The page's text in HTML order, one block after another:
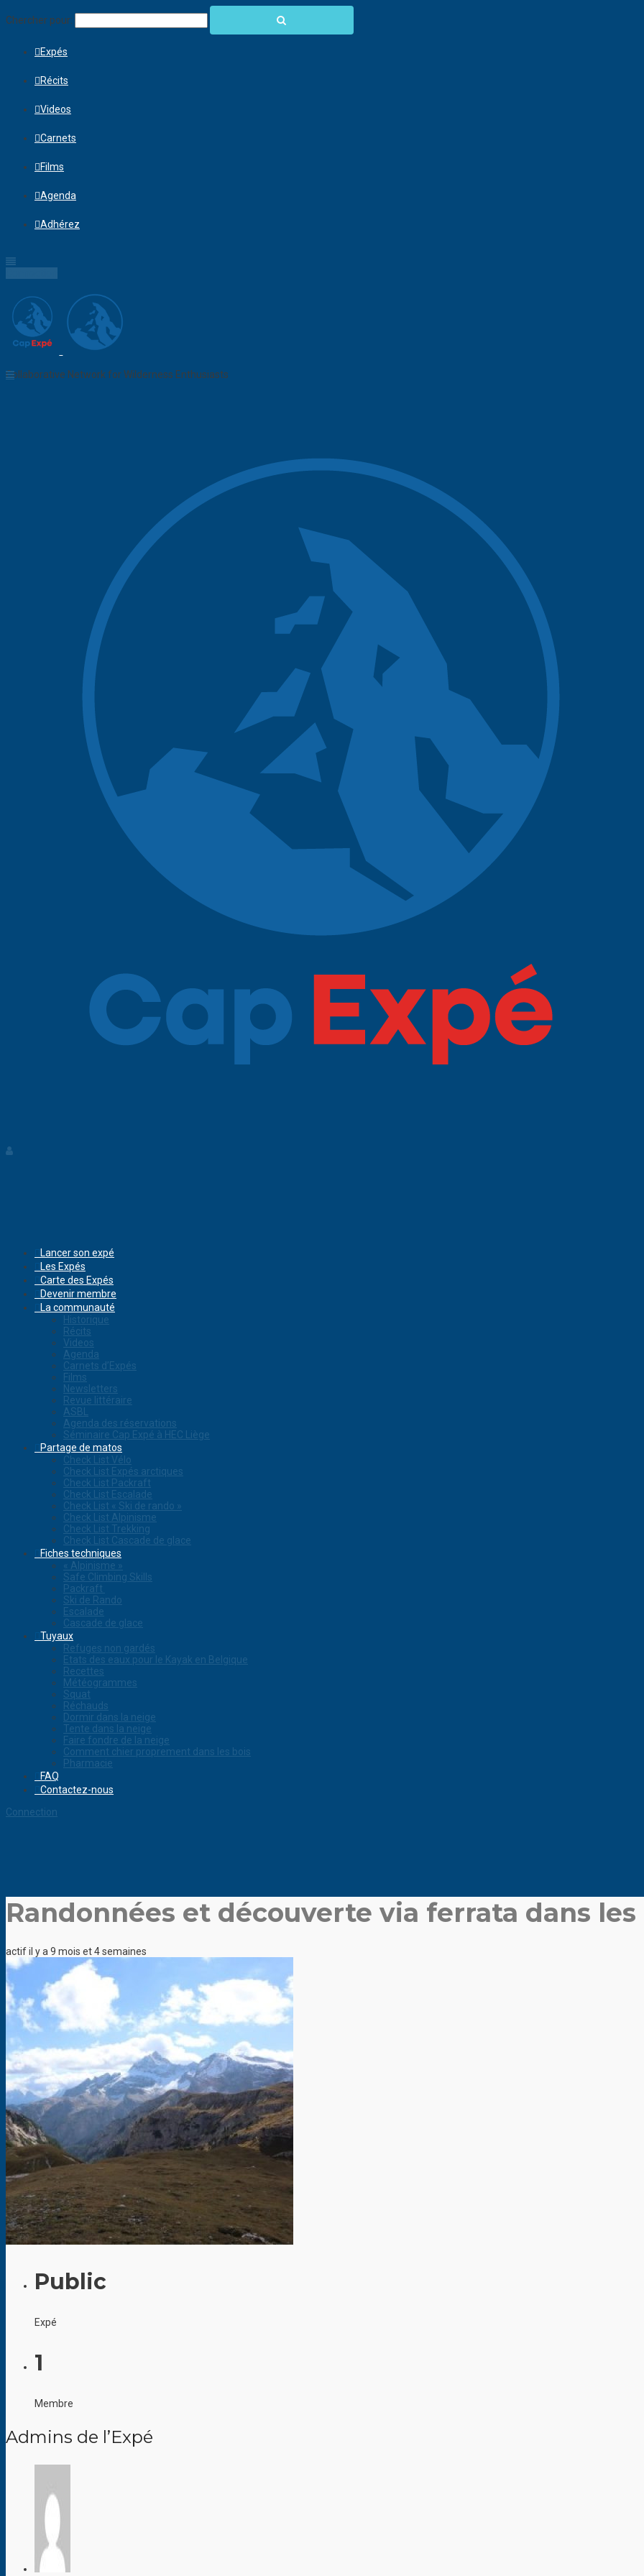
Chercher pour:
Expés
Récits
Videos
Carnets
Films
Agenda
Adhérez
Collaborative Network for Wilderness Enthusiasts
Lancer son expé
Les Expés
Carte des Expés
Devenir membre
La communauté
Historique
Récits
Videos
Agenda
Carnets d’Expés
Films
Newsletters
Revue littéraire
ASBL
Agenda des réservations
Séminaire Cap Expé à HEC Liège
Partage de matos
Check List Vélo
Check List Expés arctiques
Check List Packraft
Check List Escalade
Check List « Ski de rando »
Check List Alpinisme
Check List Trekking
Check List Cascade de glace
Fiches techniques
« Alpinisme »
Safe Climbing Skills
Packraft
Ski de Rando
Escalade
Cascade de glace
Tuyaux
Refuges non gardés
Etats des eaux pour le Kayak en Belgique
Recettes
Météogrammes
Squat
Réchauds
Dormir dans la neige
Tente dans la neige
Faire fondre de la neige
Comment chier proprement dans les bois
Pharmacie
FAQ
Contactez-nous
Connection
Randonnées et découverte via ferrata dans
actif il y a 9 mois et 4 semaines
Public
Expé
1
Membre
Admins de l’Expé